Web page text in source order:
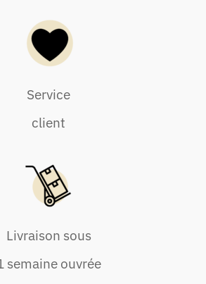
Service
client
Livraison sous
semaine ouvrée